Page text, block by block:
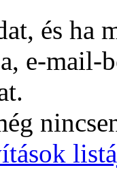
és ha
e-mail-